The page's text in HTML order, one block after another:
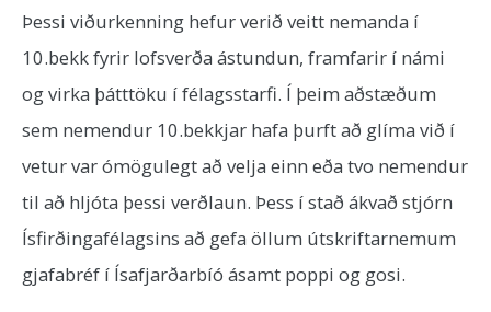
Þessi viðurkenning hefur verið veitt nemanda í
10.bekk fyrir lofsverða ástundun, framfarir í námi
og virka þátttöku í félagsstarfi. Í þeim aðstæðum
sem nemendur 10.bekkjar hafa þurft að glíma við í
vetur var ómögulegt að velja einn eða tvo nemendur
til að hljóta þessi verðlaun. Þess í stað ákvað stjórn
Ísfirðingafélagsins að gefa öllum útskriftarnemum
gjafabréf í Ísafjarðarbíó ásamt poppi og gosi.